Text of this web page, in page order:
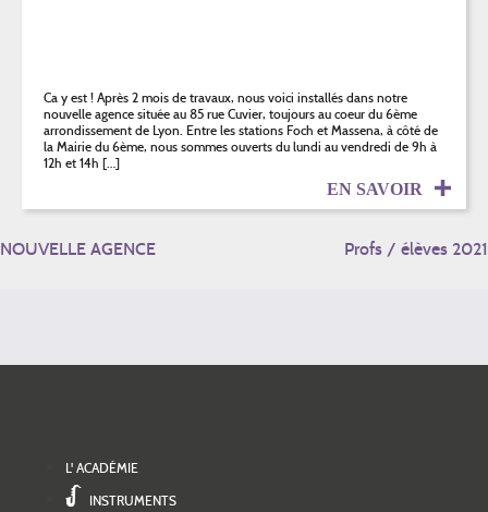
Ca y est ! Après 2 mois de travaux, nous voici installés dans notre
nouvelle agence située au 85 rue Cuvier, toujours au coeur du 6ème
arrondissement de Lyon. Entre les stations Foch et Massena, à côté de
la Mairie du 6ème, nous sommes ouverts du lundi au vendredi de 9h à
12h et 14h […]
EN SAVOIR
NAVIGATION
NOUVELLE AGENCE Profs / élèves 2021
L' ACADÉMIE
INSTRUMENTS